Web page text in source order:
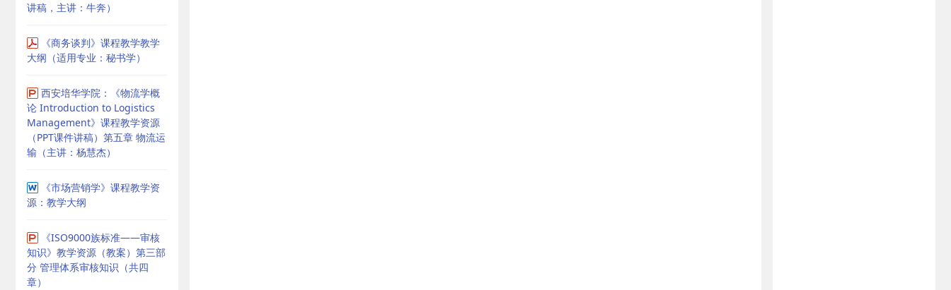
讲稿，主讲：牛奔）
《商务谈判》课程教学教学
大纲（适用专业：秘书学）
西安培华学院：《物流学概
论 Introduction to Logistics
Management》课程教学资源
（PPT课件讲稿）第五章 物流运
输（主讲：杨慧杰）
《市场营销学》课程教学资
源：教学大纲
《ISO9000族标准——审核
知识》教学资源（教案）第三部
分 管理体系审核知识（共四
章）